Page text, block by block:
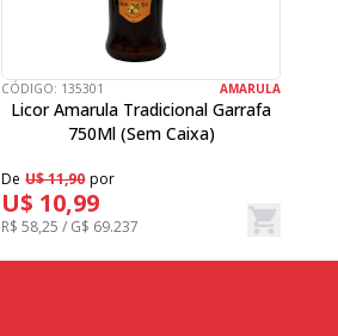
CÓDIGO: 135301 AMARULA
Licor Amarula Tradicional Garrafa
750Ml (Sem Caixa)
De U$ 11,90 por
U$ 10,99
R$ 58,25 / G$ 69.237